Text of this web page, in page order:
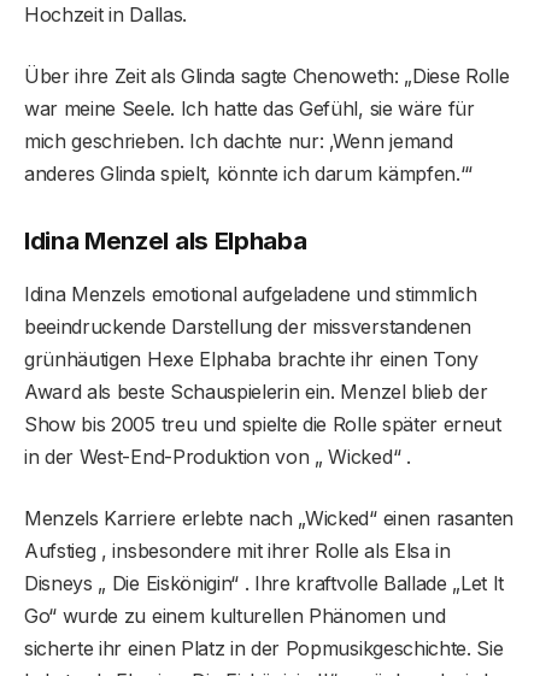
Hochzeit in Dallas.
Über ihre Zeit als Glinda sagte Chenoweth: „Diese Rolle
war meine Seele. Ich hatte das Gefühl, sie wäre für
mich geschrieben. Ich dachte nur: ‚Wenn jemand
anderes Glinda spielt, könnte ich darum kämpfen.‘“
Idina Menzel als Elphaba
Idina Menzels emotional aufgeladene und stimmlich
beeindruckende Darstellung der missverstandenen
grünhäutigen Hexe Elphaba brachte ihr einen Tony
Award als beste Schauspielerin ein. Menzel blieb der
Show bis 2005 treu und spielte die Rolle später erneut
in der West-End-Produktion von „ Wicked“ .
Menzels Karriere erlebte nach „Wicked“ einen rasanten
Aufstieg , insbesondere mit ihrer Rolle als Elsa in
Disneys „ Die Eiskönigin“ . Ihre kraftvolle Ballade „Let It
Go“ wurde zu einem kulturellen Phänomen und
sicherte ihr einen Platz in der Popmusikgeschichte. Sie